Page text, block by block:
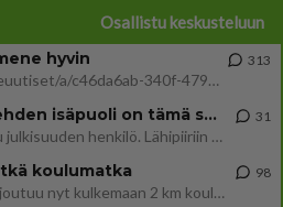
Osallistu keskusteluun
hyvin
https://www.iltalehti.fi/viihdeuutiset/a/c46da6ab-340f-4790-aaa7-0865eed2336 Yrityksen konkurssihakemus on tullut kärä
313
Tiesitkö? Martina Aitolehden isäpuoli on tämä suosittu laulaja
Martina Aitolehti on seurattu julkisuuden henkilö. Lähipiiriin mahtuu muitakin tunnettuja henkilöitä. Tiesitkö, että Ma
31
koulumatka
Hesarissa päivitellään lapset joutuu nyt kulkemaan 2 km kouluun jösses. Ruostefillarilla tuo matka menee vaikka miten äk
98